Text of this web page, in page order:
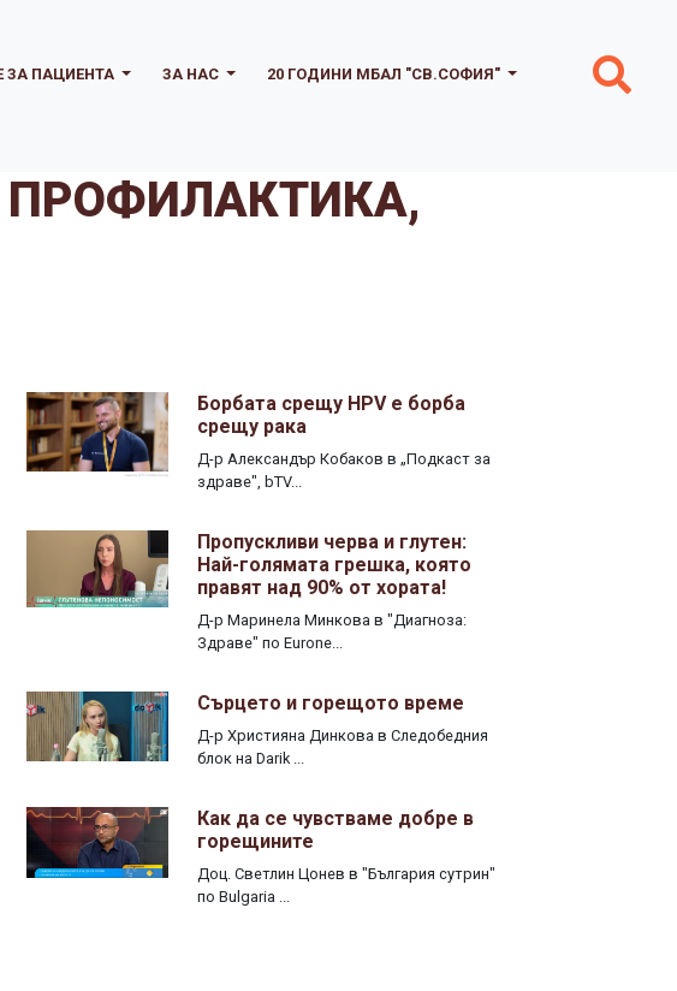
ЗА ПАЦИЕНТА ЗА НАС 20 ГОДИНИ МБАЛ "СВ.СОФИЯ"
ПРОФИЛАКТИКА,
Борбата срещу HPV е борба
срещу рака
Д-р Александър Кобаков в „Подкаст за
здраве", bTV...
Пропускливи черва и глутен:
Най-голямата грешка, която
правят над 90% от хората!
Д-р Маринела Минкова в "Диагноза:
Здраве" по Eurone...
Сърцето и горещото време
Д-р Християна Динкова в Следобедния
блок на Darik ...
Как да се чувстваме добре в
горещините
Доц. Светлин Цонев в "България сутрин"
по Bulgaria ...